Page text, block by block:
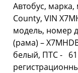
Автобус, марка,
County, VIN
модель, номер
(рама) –
белый, ПТС - 61